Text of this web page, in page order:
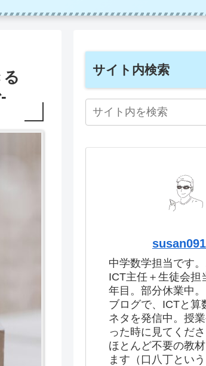
サイト内検索
中学数学担当です
ICT主任＋生徒会担
年目。部分休業中。
ブログで、ICTと算
ネタを発信中。授
った時に見てくだ
ほとんど不要の教
ます（口八丁という